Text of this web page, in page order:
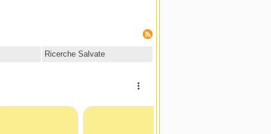
Ricerche Salvate